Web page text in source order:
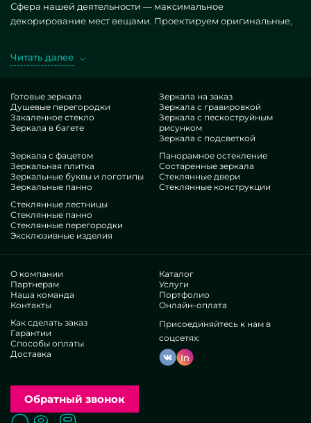
Сфера нашей деятельности — максимальное
декорирование мест вещами. Проектируем оригинальные,
Получая желательные изделия в подходе MILONYA, вы
антикризисной оценкой , не проигрывающий доступным
итерациям. Если вы мечтаете обставить свои интерьеры,
присовокупить им роскошества, специфики,
неукоснительно оцените наши предложения, от зеркал с
вырезом под консоль и до неисчислимых дополнений.
Заслуги нашей деятельности
ниш. У всех многолетние экспириенс, что порадует даже
взыскательных заказчиков. Регулярно увлекаются
повышением инженерных рангов, просчитывают, как
разбираться в проблемных ситуациях. Произведут и
смонтируют Зеркала с вырезом под консоль с нуля.
Заработали доверие многочисленных успешных
компаний и индивидуальных клиентов. Мириады
благодарных реакций —проверьте самосильно.
Существуем без дистрибьюторов, это позволяет
отшлифовать дизайнерские схемы, выпускать все лучше,
минимизировать тарификацию. В итоге товары и услуги
в виде зеркал с вырезом под консоль будут предельно
пособляет демонстрировать оригинальные дизайны,
претворять вариативные идеи.
Читать далее
Готовые зеркала
Душевые перегородки
Закаленное стекло
Зеркала в багете
Зеркала на заказ
Зеркала с гравировкой
Зеркала с пескоструйным
рисунком
Зеркала с подсветкой
Зеркала с фацетом
Зеркальная плитка
Зеркальные буквы и логотипы
Зеркальные панно
Панорамное остекление
Состаренные зеркала
Стеклянные двери
Стеклянные конструкции
Стеклянные лестницы
Стеклянные панно
Стеклянные перегородки
Эксклюзивные изделия
О компании
Партнерам
Наша команда
Контакты
Каталог
Услуги
Портфолио
Онлайн-оплата
Как сделать заказ
Гарантии
Способы оплаты
Доставка
Присоединяйтесь к нам в
соцсетях:
In
Обратный звонок